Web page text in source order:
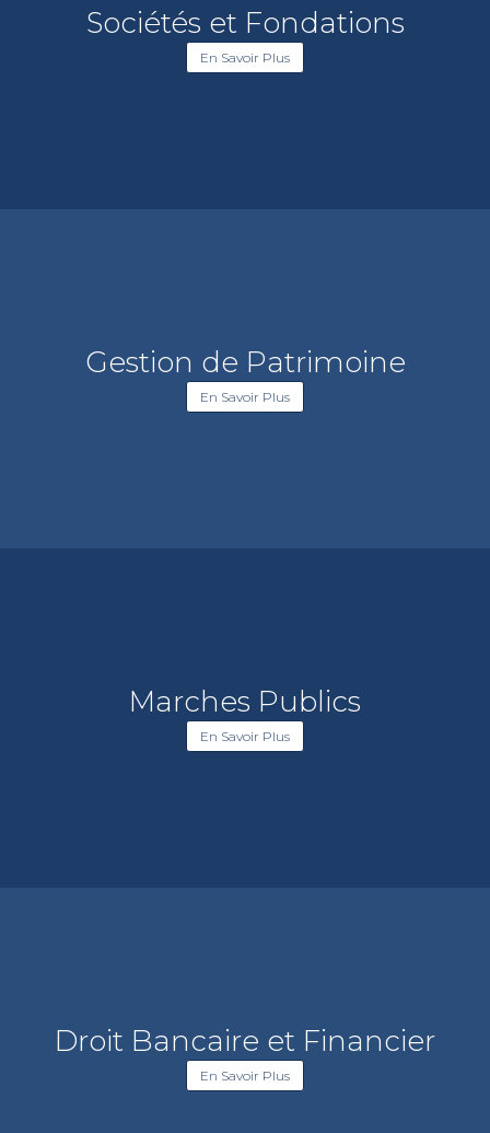
Sociétés et Fondations
En Savoir Plus
Gestion de Patrimoine
En Savoir Plus
Marches Publics
En Savoir Plus
Droit Bancaire et Financier
En Savoir Plus